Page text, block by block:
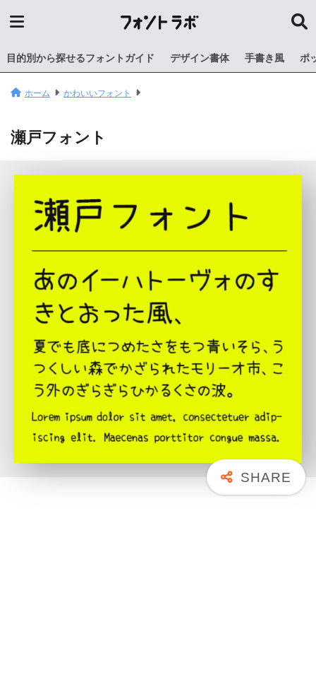
目的別から探せるフォントガイド デザイン書体 手書き風 ポ
ホーム かわいいフォント
瀬戸フォント